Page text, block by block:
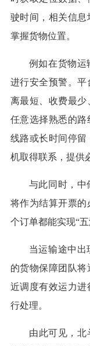
驶时间，相关信
掌握货物位置。
例如在货物运
进行安全预警。平
离最短、收费最
任意选择熟悉的路
线路或长时间停留
机取得联系，提供
与此同时，中
将作为结算开票
个订单都能实现“五
当运输途中出
的货物保障团队
近调度有效运力
行处理。
由此可见，北